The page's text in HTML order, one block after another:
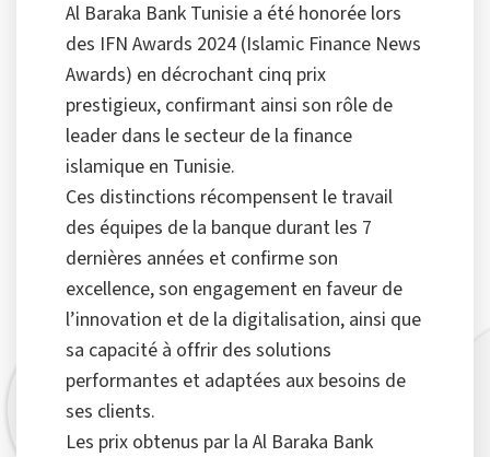
Al Baraka Bank Tunisie a été honorée lors
des IFN Awards 2024 (Islamic Finance News
Awards) en décrochant cinq prix
prestigieux, confirmant ainsi son rôle de
leader dans le secteur de la finance
islamique en Tunisie.
Ces distinctions récompensent le travail
des équipes de la banque durant les 7
dernières années et confirme son
excellence, son engagement en faveur de
l’innovation et de la digitalisation, ainsi que
sa capacité à offrir des solutions
performantes et adaptées aux besoins de
ses clients.
Les prix obtenus par la Al Baraka Bank